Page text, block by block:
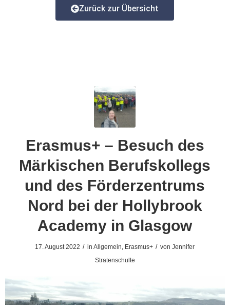
Zurück zur Übersicht
Erasmus+ – Besuch des
Märkischen Berufskollegs
und des Förderzentrums
Nord bei der Hollybrook
Academy in Glasgow
17. August 2022 / inAllgemein, Erasmus+ / vonJennifer
Stratenschulte